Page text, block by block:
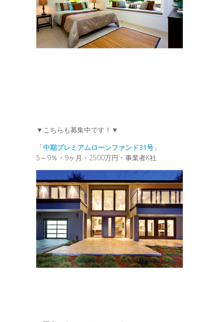
▼こちらも募集中です！▼
「中期プレミアムローンファンド31号 」
5～9％・9ヶ月・2500万円・事業者K社